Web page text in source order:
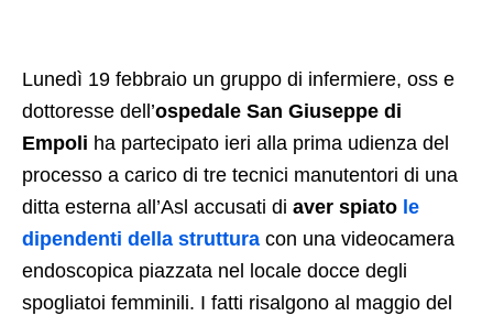
Lunedì 19 febbraio un gruppo di infermiere, oss e
dottoresse dell’ospedale San Giuseppe di
Empoli ha partecipato ieri alla prima udienza del
processo a carico di tre tecnici manutentori di una
ditta esterna all’Asl accusati di aver spiato le
dipendenti della struttura con una videocamera
endoscopica piazzata nel locale docce degli
spogliatoi femminili. I fatti risalgono al maggio del